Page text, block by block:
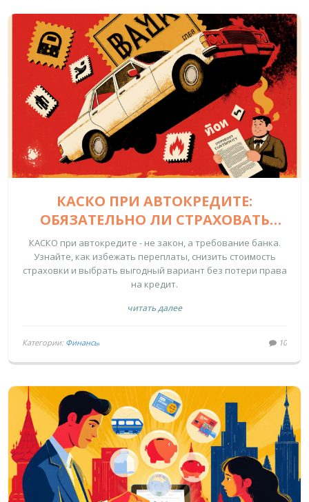
КАСКО ПРИ АВТОКРЕДИТЕ:
ОБЯЗАТЕЛЬНО ЛИ СТРАХОВАТЬ
МАШИНУ И КАК РЕАЛЬНО
СЭКОНОМИТЬ
КАСКО при автокредите - не закон, а требование банка.
Узнайте, как избежать переплаты, снизить стоимость
страховки и выбрать выгодный вариант без потери права
на кредит.
читать далее
Категории: Финансы 10